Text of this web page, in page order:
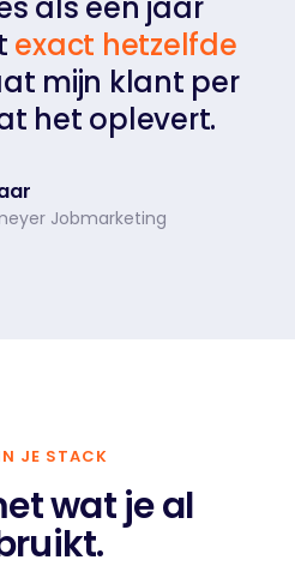
exact hetzelfde
mijn klant per
het oplevert.
Jobmarketing
JE STACK
wat je al